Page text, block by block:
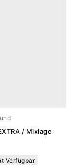
/ Mixlage
Verfügbar